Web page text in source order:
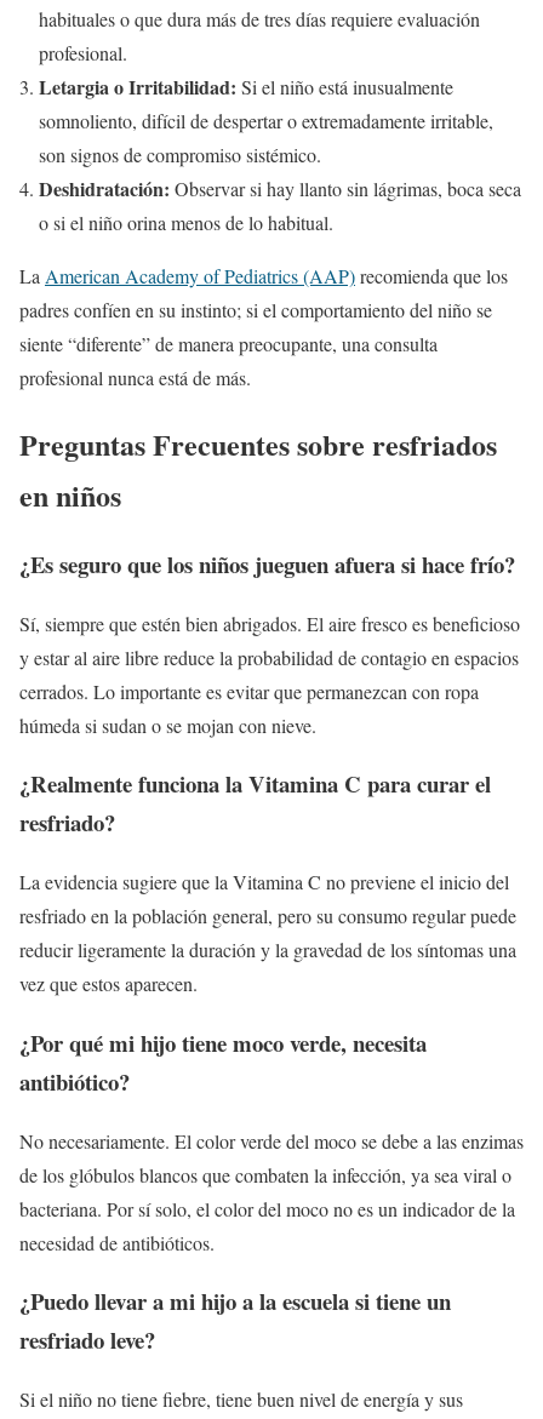
habituales o que dura más de tres días requiere evaluación
profesional.
Letargia o Irritabilidad: Si el niño está inusualmente
somnoliento, difícil de despertar o extremadamente irritable,
son signos de compromiso sistémico.
Deshidratación: Observar si hay llanto sin lágrimas, boca seca
o si el niño orina menos de lo habitual.
La American Academy of Pediatrics (AAP)recomienda que los
padres confíen en su instinto; si el comportamiento del niño se
siente “diferente” de manera preocupante, una consulta
profesional nunca está de más.
Preguntas Frecuentes sobre resfriados
en niños
¿Es seguro que los niños jueguen afuera si hace frío?
Sí, siempre que estén bien abrigados. El aire fresco es beneficioso
y estar al aire libre reduce la probabilidad de contagio en espacios
cerrados. Lo importante es evitar que permanezcan con ropa
húmeda si sudan o se mojan con nieve.
¿Realmente funciona la Vitamina C para curar el
resfriado?
La evidencia sugiere que la Vitamina C no previene el inicio del
resfriado en la población general, pero su consumo regular puede
reducir ligeramente la duración y la gravedad de los síntomas una
vez que estos aparecen.
¿Por qué mi hijo tiene moco verde, necesita
antibiótico?
No necesariamente. El color verde del moco se debe a las enzimas
de los glóbulos blancos que combaten la infección, ya sea viral o
bacteriana. Por sí solo, el color del moco no es un indicador de la
necesidad de antibióticos.
¿Puedo llevar a mi hijo a la escuela si tiene un
resfriado leve?
Si el niño no tiene fiebre, tiene buen nivel de energía y sus